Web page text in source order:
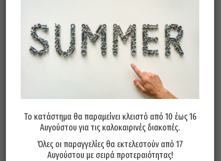
Εργαλεία Αέρος
Το κατάστημα θα παραμείνει κλειστό από 10 έως 16
Αυγούστου για τις καλοκαιρινές διακοπές.
Όλες οι παραγγελίες θα εκτελεστούν από 17
Αυγούστου με σειρά προτεραιότητας!